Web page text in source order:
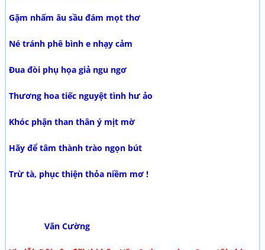
Gặm nhấm âu sầu đám mọt thơ
Né tránh phê bình e nhạy cảm
Đua đòi phụ họa giả ngu ngơ
Thương hoa tiếc nguyệt tình hư ảo
Khóc phận than thân ý mịt mờ
Hãy để tâm thành trào ngọn bút
Trừ tà, phục thiện thỏa niềm mơ !
Văn Cường